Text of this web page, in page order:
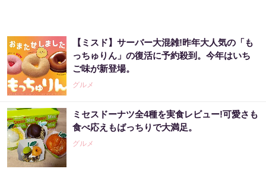
3億当選主婦「宝くじ買う前に〇〇した」当選
率上げる方法
PR（合同会社デジタルファーム ）
【宝くじ当てたい方限定】もう外れるの、終
わりにしませんか
PR（合同会社デジタルファーム ）
【ミスド】サーバー大混雑!昨年大人気の「も
っちゅりん」の復活に予約殺到。今年はいち
ご味が新登場。
グルメ
ミセスドーナツ全4種を実食レビュー!可愛さも
食べ応えもばっちりで大満足。
グルメ